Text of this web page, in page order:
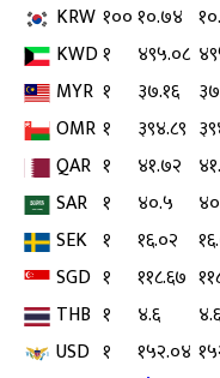
KRW १००१०.७४
KWD१ ४९५.०८
MYR १ ३७.१६
OMR १ ३९४.८९
QAR १ ४१.७२
SAR १ ४०.५
SEK १ १६.०२
SGD १ ११८.६७
THB १ ४.६
४.६
USD १ १५२.०४